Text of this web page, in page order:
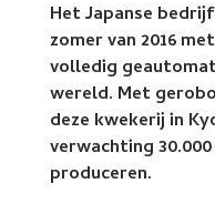
Het Japanse
zomer van 2016
volledig
wereld. Met
deze kwekerij in
verwachting
produceren.